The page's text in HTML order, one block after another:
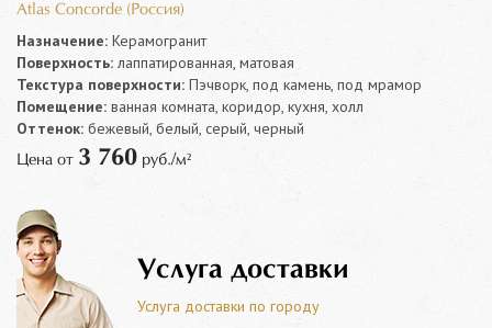
Atlas Concorde (Россия)
Назначение: Керамогранит
Поверхность: лаппатированная, матовая
Текстура поверхности: Пэчворк, под камень, под мрамор
Помещение: ванная комната, коридор, кухня, холл
Оттенок: бежевый, белый, серый, черный
Цена от 3 760 руб./м²
Услуга доставки
Услуга доставки по городу